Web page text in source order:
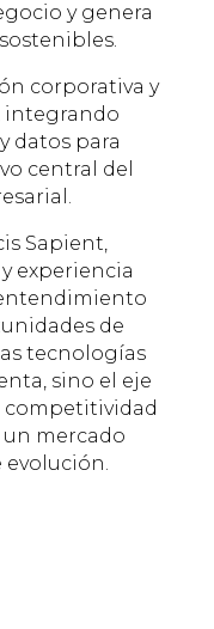
y genera
corporativa y
integrando
datos para
central del
Sapient,
experiencia
de
tecnologías
sino el eje
competitividad
mercado